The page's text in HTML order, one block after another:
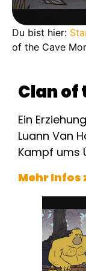
Du bist hier:
of the Cave
Clan of
Ein
Luann Van
Kampf ums
Mehr Infos